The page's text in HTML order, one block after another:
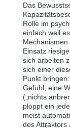
Das
Rolle im
einfach weil
Einsatz
sich arbeiten
sich einer
Punkt
Gefühl, eine
(„nichts
ploppt ein
meist
des Attraktors